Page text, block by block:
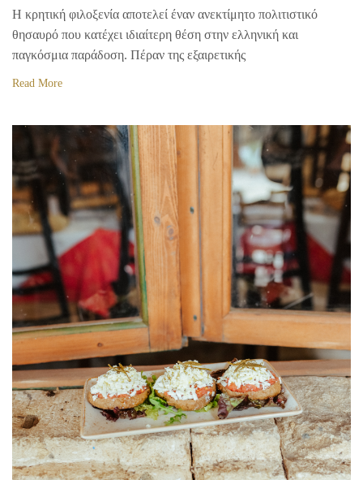
Η κρητική φιλοξενία αποτελεί έναν ανεκτίμητο πολιτιστικό
θησαυρό που κατέχει ιδιαίτερη θέση στην ελληνική και
παγκόσμια παράδοση. Πέραν της εξαιρετικής
Read More